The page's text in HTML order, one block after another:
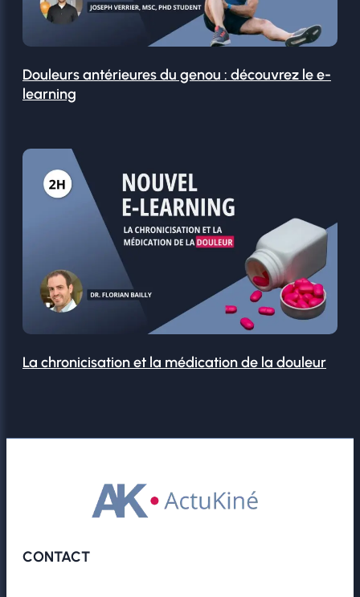
Douleurs antérieures du genou : découvrez le e-
learning
La chronicisation et la médication de la douleur
CONTACT